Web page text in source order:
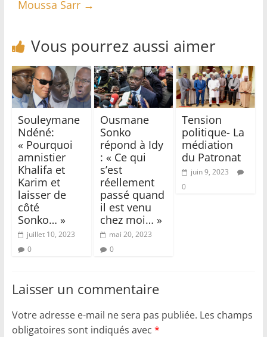
Moussa Sarr →
Vous pourrez aussi aimer
Souleymane
Ndéné:
« Pourquoi
amnistier
Khalifa et
Karim et
laisser de
côté
Sonko… »
juillet 10, 2023
0
Ousmane
Sonko
répond à Idy
: « Ce qui
s’est
réellement
passé quand
il est venu
chez moi… »
mai 20, 2023
0
Tension
politique- La
médiation
du Patronat
juin 9, 2023
0
Laisser un commentaire
Votre adresse e-mail ne sera pas publiée. Les champs
obligatoires sont indiqués avec *